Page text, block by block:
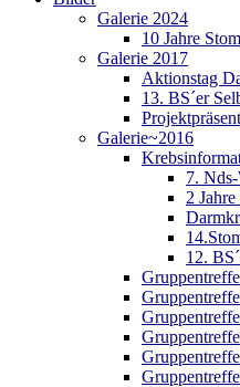
Galerie 2024
10 Jahre
Galerie 2017
Aktionstag
13. BS´er
Galerie~2016
7.
2
12.